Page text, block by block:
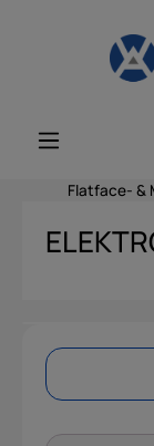
Flatface- &